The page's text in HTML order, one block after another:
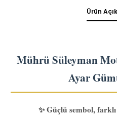
Ürün
Mührü Süleyman
Ayar
✨ Güçlü sembol,